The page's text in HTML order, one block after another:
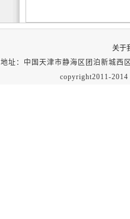
关于
地址： 中国天津市静海区团泊新城西
copyright2011-